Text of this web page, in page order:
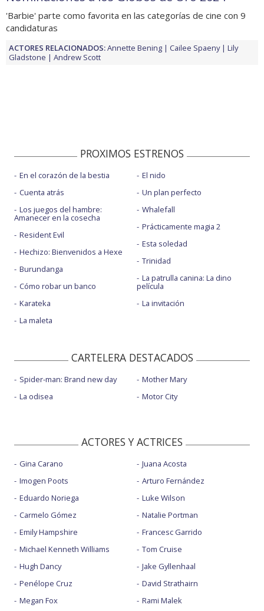
'Barbie' parte como favorita en las categorías de cine con 9
candidaturas
ACTORES RELACIONADOS:Annette Bening Cailee Spaeny
Lily
Gladstone
Andrew Scott
PROXIMOS ESTRENOS
En el corazón de la bestia
Cuenta atrás
Los juegos del hambre:
Amanecer en la cosecha
Resident Evil
Hechizo: Bienvenidos a Hexe
Burundanga
Cómo robar un banco
Karateka
La maleta
El nido
Un plan perfecto
Whalefall
Prácticamente magia 2
Esta soledad
Trinidad
La patrulla canina: La dino
película
La invitación
CARTELERA DESTACADOS
Spider-man: Brand new day
La odisea
Mother Mary
Motor City
ACTORES Y ACTRICES
Gina Carano
Imogen Poots
Eduardo Noriega
Carmelo Gómez
Emily Hampshire
Michael Kenneth Williams
Hugh Dancy
Penélope Cruz
Megan Fox
Juana Acosta
Arturo Fernández
Luke Wilson
Natalie Portman
Francesc Garrido
Tom Cruise
Jake Gyllenhaal
David Strathairn
Rami Malek